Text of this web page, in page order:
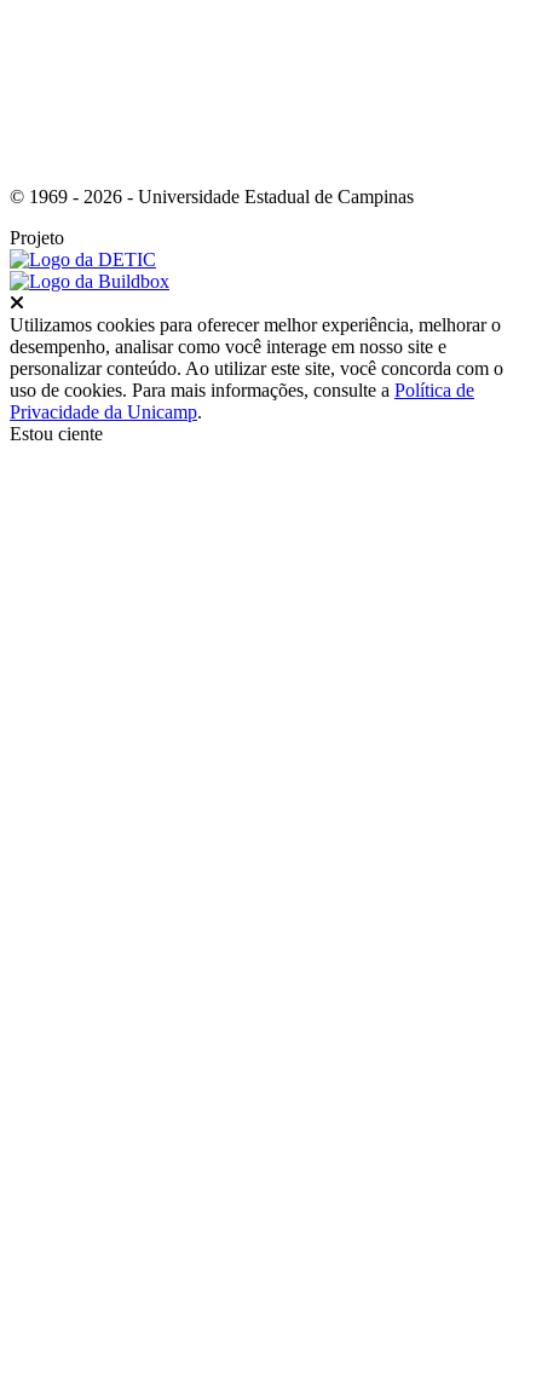
© 1969 - 2026 - Universidade Estadual de Campinas
Projeto
Utilizamos cookies para oferecer melhor experiência, melhorar o
desempenho, analisar como você interage em nosso site e
personalizar conteúdo. Ao utilizar este site, você concorda com o
uso de cookies. Para mais informações, consulte a Política de
Privacidade da Unicamp.
Estou ciente